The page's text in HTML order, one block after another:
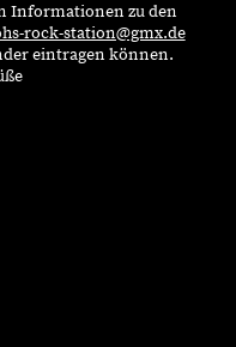
Informationen zu den
rock-station@gmx.de
eintragen können.